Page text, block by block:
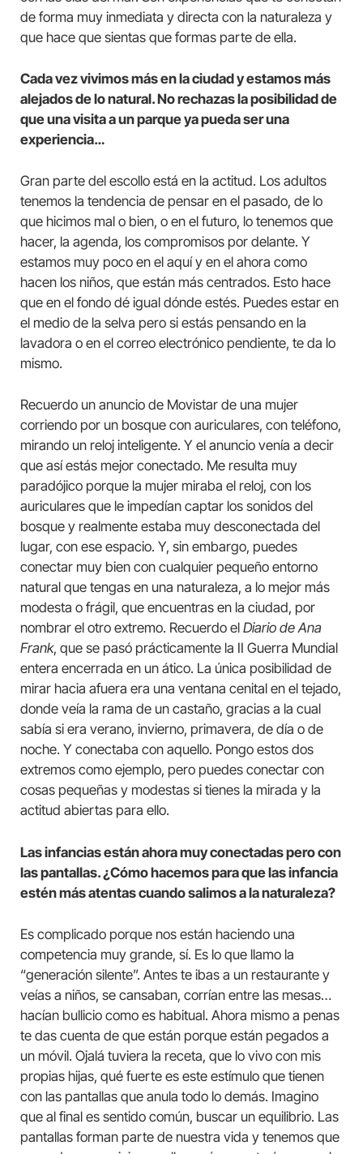
de forma muy inmediata y directa con la naturaleza y
que hace que sientas que formas parte de ella.
Cada vez vivimos más en la ciudad y estamos más
alejados de lo natural. No rechazas la posibilidad de
que una visita a un parque ya pueda ser una
experiencia…
Gran parte del escollo está en la actitud. Los adultos
tenemos la tendencia de pensar en el pasado, de lo
que hicimos mal o bien, o en el futuro, lo tenemos que
hacer, la agenda, los compromisos por delante. Y
estamos muy poco en el aquí y en el ahora como
hacen los niños, que están más centrados. Esto hace
que en el fondo dé igual dónde estés. Puedes estar en
el medio de la selva pero si estás pensando en la
lavadora o en el correo electrónico pendiente, te da lo
mismo.
Recuerdo un anuncio de Movistar de una mujer
corriendo por un bosque con auriculares, con teléfono,
mirando un reloj inteligente. Y el anuncio venía a decir
que así estás mejor conectado. Me resulta muy
paradójico porque la mujer miraba el reloj, con los
auriculares que le impedían captar los sonidos del
bosque y realmente estaba muy desconectada del
lugar, con ese espacio. Y, sin embargo, puedes
conectar muy bien con cualquier pequeño entorno
natural que tengas en una naturaleza, a lo mejor más
modesta o frágil, que encuentras en la ciudad, por
nombrar el otro extremo. Recuerdo el Diario de Ana
Frank, que se pasó prácticamente la II Guerra Mundial
entera encerrada en un ático. La única posibilidad de
mirar hacia afuera era una ventana cenital en el tejado,
donde veía la rama de un castaño, gracias a la cual
sabía si era verano, invierno, primavera, de día o de
noche. Y conectaba con aquello. Pongo estos dos
extremos como ejemplo, pero puedes conectar con
cosas pequeñas y modestas si tienes la mirada y la
actitud abiertas para ello.
Las infancias están ahora muy conectadas pero con
las pantallas. ¿Cómo hacemos para que las infancia
estén más atentas cuando salimos a la naturaleza?
Es complicado porque nos están haciendo una
competencia muy grande, sí. Es lo que llamo la
“generación silente”. Antes te ibas a un restaurante y
veías a niños, se cansaban, corrían entre las mesas…
hacían bullicio como es habitual. Ahora mismo a penas
te das cuenta de que están porque están pegados a
un móvil. Ojalá tuviera la receta, que lo vivo con mis
propias hijas, qué fuerte es este estímulo que tienen
con las pantallas que anula todo lo demás. Imagino
que al final es sentido común, buscar un equilibrio. Las
pantallas forman parte de nuestra vida y tenemos que